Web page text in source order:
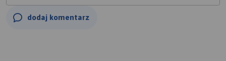
dodaj komentarz